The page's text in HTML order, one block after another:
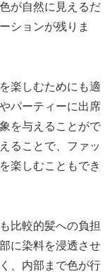
が自然に見えるだ
ションが残りま
楽しむためにも適
パーティーに出席
を与えることがで
ることで、ファッ
楽しむこともでき
比較的髪への負担
に染料を浸透させ
、内部まで色が行